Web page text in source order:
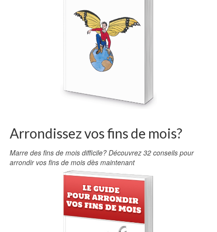
Arrondissez vos fins de mois?
Marre des fins de mois difficile? Découvrez 32 conseils pour
arrondir vos fins de mois dès maintenant